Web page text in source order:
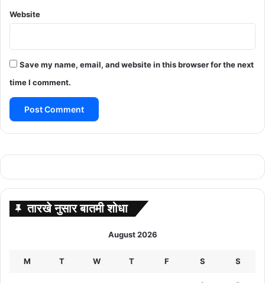
Website
Save my name, email, and website in this browser for the next
time I comment.
तारखे नुसार बातमी शोधा
August 2026
M T W T F S S